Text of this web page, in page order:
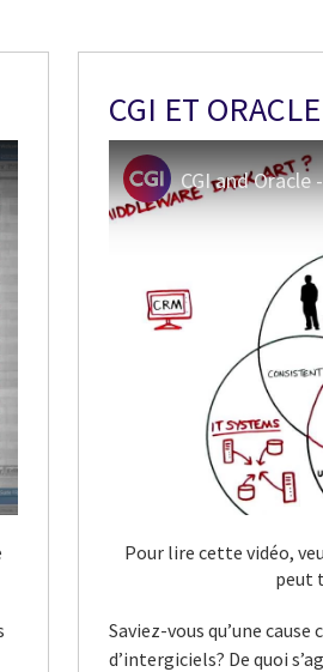
CGI ET
CGI and Oracle
Pour lire cette vidéo,
peut
Saviez-vous qu’une
d’intergiciels? De quoi